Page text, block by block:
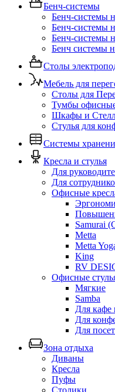
Бенч-системы
Бенч-системы
Бенч-системы
Бенч-системы
Бенч системы
Столы
Мебель для
Столы для
Тумбы
Шкафы и
Стулья для
Системы
Кресла и стулья
Для
Для
Офисные
Samurai
Metta
Metta
King
RV
Офисные
Мягкие
Samba
Для кафе
Для
Для
Зона отдыха
Диваны
Кресла
Пуфы
Столики